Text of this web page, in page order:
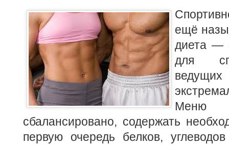
ещё
диета —
для
Меню
сбалансировано, содержать
первую очередь белков,